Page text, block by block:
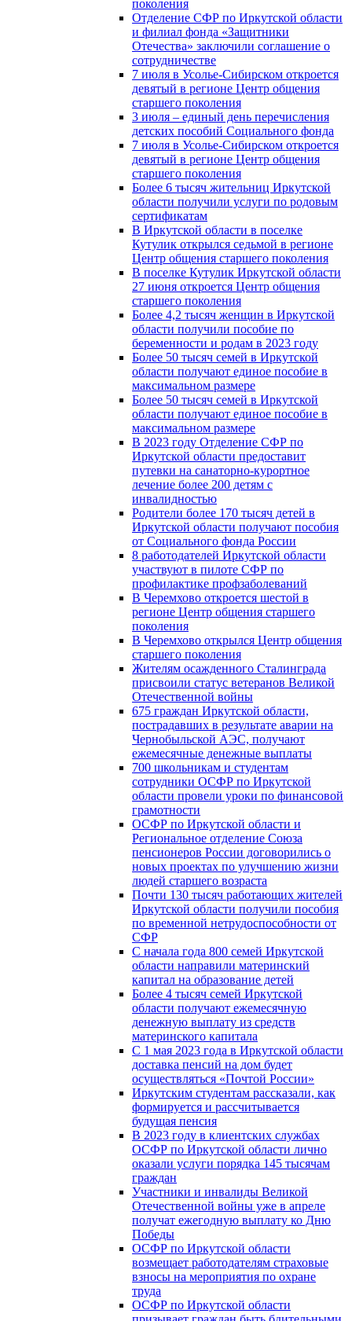
поколения
Отделение СФР по Иркутской области
и филиал фонда «Защитники
Отечества» заключили соглашение о
сотрудничестве
7 июля в Усолье-Сибирском откроется
девятый в регионе Центр общения
старшего поколения
3 июля – единый день перечисления
детских пособий Социального фонда
7 июля в Усолье-Сибирском откроется
девятый в регионе Центр общения
старшего поколения
Более 6 тысяч жительниц Иркутской
области получили услуги по родовым
сертификатам
В Иркутской области в поселке
Кутулик открылся седьмой в регионе
Центр общения старшего поколения
В поселке Кутулик Иркутской области
27 июня откроется Центр общения
старшего поколения
Более 4,2 тысяч женщин в Иркутской
области получили пособие по
беременности и родам в 2023 году
Более 50 тысяч семей в Иркутской
области получают единое пособие в
максимальном размере
Более 50 тысяч семей в Иркутской
области получают единое пособие в
максимальном размере
В 2023 году Отделение СФР по
Иркутской области предоставит
путевки на санаторно-курортное
лечение более 200 детям с
инвалидностью
Родители более 170 тысяч детей в
Иркутской области получают пособия
от Социального фонда России
8 работодателей Иркутской области
участвуют в пилоте СФР по
профилактике профзаболеваний
В Черемхово откроется шестой в
регионе Центр общения старшего
поколения
В Черемхово открылся Центр общения
старшего поколения
Жителям осажденного Сталинграда
присвоили статус ветеранов Великой
Отечественной войны
675 граждан Иркутской области,
пострадавших в результате аварии на
Чернобыльской АЭС, получают
ежемесячные денежные выплаты
700 школьникам и студентам
сотрудники ОСФР по Иркутской
области провели уроки по финансовой
грамотности
ОСФР по Иркутской области и
Региональное отделение Союза
пенсионеров России договорились о
новых проектах по улучшению жизни
людей старшего возраста
Почти 130 тысяч работающих жителей
Иркутской области получили пособия
по временной нетрудоспособности от
СФР
С начала года 800 семей Иркутской
области направили материнский
капитал на образование детей
Более 4 тысяч семей Иркутской
области получают ежемесячную
денежную выплату из средств
материнского капитала
С 1 мая 2023 года в Иркутской области
доставка пенсий на дом будет
осуществляться «Почтой России»
Иркутским студентам рассказали, как
формируется и рассчитывается
будущая пенсия
В 2023 году в клиентских службах
ОСФР по Иркутской области лично
оказали услуги порядка 145 тысячам
граждан
Участники и инвалиды Великой
Отечественной войны уже в апреле
получат ежегодную выплату ко Дню
Победы
ОСФР по Иркутской области
возмещает работодателям страховые
взносы на мероприятия по охране
труда
ОСФР по Иркутской области